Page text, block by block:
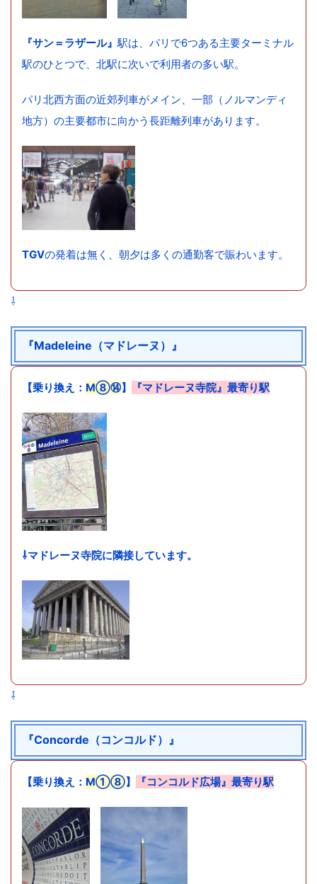
『サン＝ラザール』駅は、パリで6つある主要ターミナル
駅のひとつで、北駅に次いで利用者の多い駅。
パリ北西方面の近郊列車がメイン、一部（ノルマンディ
地方）の主要都市に向かう長距離列車があります。
TGVの発着は無く、朝夕は多くの通勤客で賑わいます。
⇩
『Madeleine（マドレーヌ）』
【乗り換え： M⑧⑭】 『マドレーヌ寺院』最寄り駅
⇩マドレーヌ寺院に隣接しています。
⇩
『Concorde（コンコルド）』
【乗り換え： M①⑧】 『コンコルド広場』最寄り駅